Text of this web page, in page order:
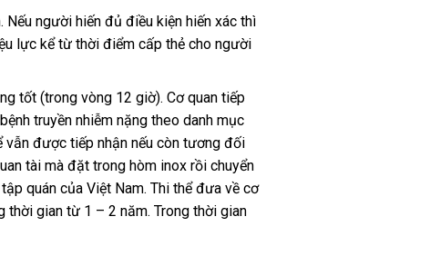
người hiến đủ điều kiện hiến xác thì
lực kể từ thời điểm cấp thẻ cho người
tốt (trong vòng 12 giờ). Cơ quan tiếp
truyền nhiễm nặng theo danh mục
vẫn được tiếp nhận nếu còn tương đối
tài mà đặt trong hòm inox rồi chuyển
quán của Việt Nam. Thi thể đưa về cơ
gian từ 1 – 2 năm. Trong thời gian